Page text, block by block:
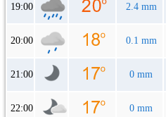
19:00 2.4 mm
20:00 0.1 mm
21:00 0 mm
22:00 0 mm